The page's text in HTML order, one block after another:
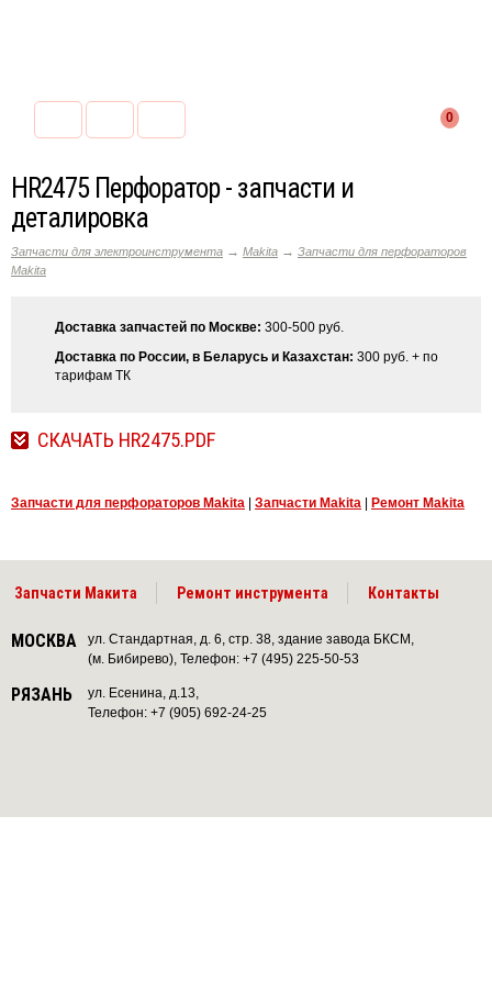
0
HR2475 Перфоратор - запчасти и
деталировка
Запчасти для электроинструмента → Makita → Запчасти для перфораторов
Makita
Доставка запчастей по Москве: 300-500 руб.
Доставка по России, в Беларусь и Казахстан: 300 руб. + по
тарифам ТК
СКАЧАТЬ HR2475.PDF
Запчасти для перфораторов Makita Запчасти Makita Ремонт Makita
Запчасти Макита Ремонт инструмента Контакты
МОСКВА
ул. Стандартная, д. 6, стр. 38, здание завода БКСМ,
(м. Бибирево), Телефон: +7 (495) 225-50-53
РЯЗАНЬ
ул. Есенина, д.13,
Телефон: +7 (905) 692-24-25